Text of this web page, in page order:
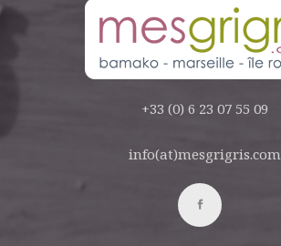
+33 (0) 6 23 07 55 09
info(at)mesgrigris.com